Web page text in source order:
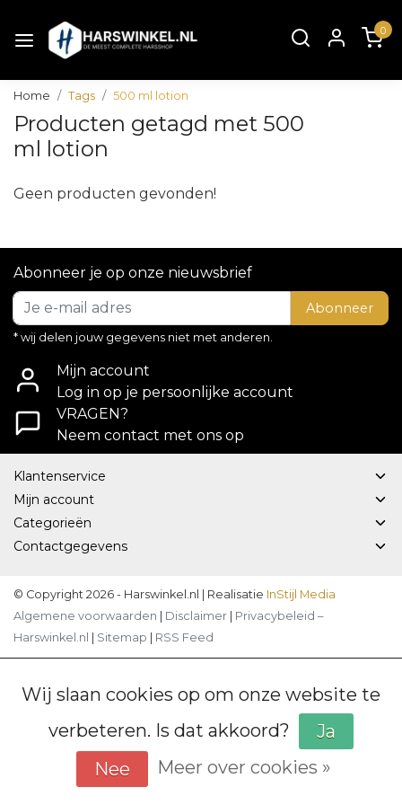
0
Home Tags 500 ml lotion
Producten getagd met 500
ml lotion
Geen producten gevonden!
Abonneer je op onze nieuwsbrief
Abonneer
* wij delen jouw gegevens niet met anderen.
Mijn account
Log in op je persoonlijke account
VRAGEN?
Neem contact met ons op
Klantenservice
Mijn account
Categorieën
Contactgegevens
© Copyright 2026 - Harswinkel.nl | Realisatie InStijl Media
Algemene voorwaarden
Disclaimer
Privacybeleid –
Harswinkel.nl
Sitemap RSS Feed
Wij slaan cookies op om onze website te
verbeteren. Is dat akkoord?
Ja
Nee
Meer over cookies »